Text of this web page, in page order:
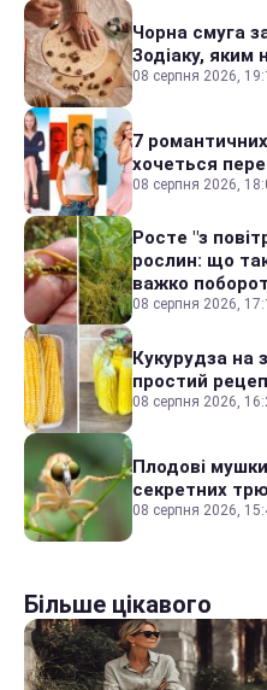
Чорна смуга
Зодіаку, яким
08 серпня 2026,
7
хочеться
08 серпня 2026,
Росте "з
рослин: що
важко
08 серпня 2026,
Кукурудза на
простий
08 серпня 2026,
Плодові мушки
секретних
08 серпня 2026,
Більше цікавого